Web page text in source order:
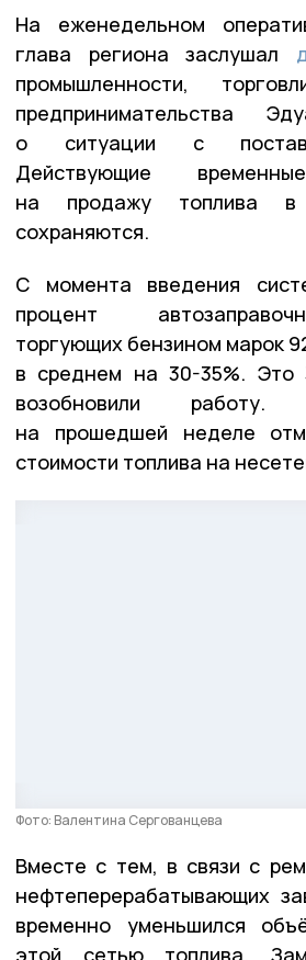
На еженедельном
глава региона заслушал
промышленности,
предпринимательства
о ситуации с
Действующие
на продажу топлива в
сохраняются.
С момента введения
процент
торгующих бензином марок
в среднем на 30-35%. Это
возобновили
на прошедшей неделе
стоимости топлива на
Фото: Валентина Сергованцева
Вместе с тем, в связи с
нефтеперерабатывающих
временно уменьшился